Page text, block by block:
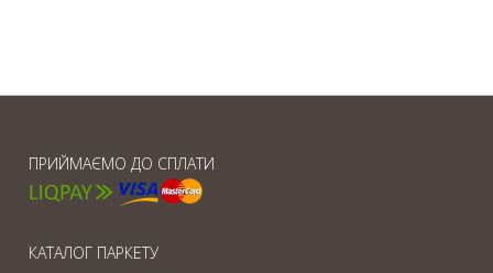
ПРИЙМАЄМО ДО СПЛАТИ
КАТАЛОГ ПАРКЕТУ